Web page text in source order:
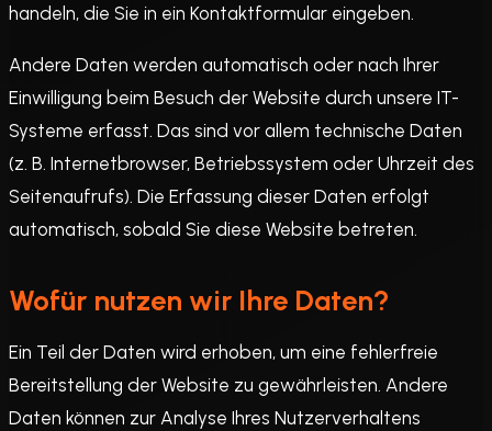
handeln, die Sie in ein Kontaktformular eingeben.
Andere Daten werden automatisch oder nach Ihrer
Einwilligung beim Besuch der Website durch unsere IT-
Systeme erfasst. Das sind vor allem technische Daten
(z. B. Internetbrowser, Betriebssystem oder Uhrzeit des
Seitenaufrufs). Die Erfassung dieser Daten erfolgt
automatisch, sobald Sie diese Website betreten.
Wofür nutzen wir Ihre Daten?
Ein Teil der Daten wird erhoben, um eine fehlerfreie
Bereitstellung der Website zu gewährleisten. Andere
Daten können zur Analyse Ihres Nutzerverhaltens